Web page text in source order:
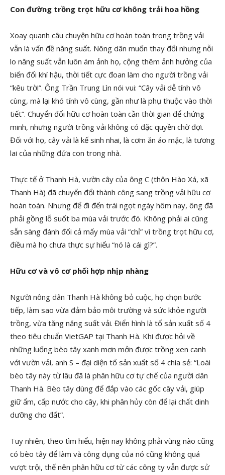
Con đường trồng trọt hữu cơ không trải hoa hồng
Xoay quanh câu chuyện hữu cơ hoàn toàn trong trồng vải
vẫn là vấn đề năng suất. Nông dân muốn thay đổi nhưng nỗi
lo năng suất vẫn luôn ám ảnh họ, cộng thêm ảnh hưởng của
biến đổi khí hậu, thời tiết cực đoan làm cho người trồng vải
“kêu trời”. Ông Trần Trung Lìn nói vui: “Cây vải dễ tính vô
cùng, mà lại khó tính vô cùng, gần như là phụ thuộc vào thời
tiết”. Chuyển đổi hữu cơ hoàn toàn cần thời gian để chứng
minh, nhưng người trồng vải không có đặc quyền chờ đợi.
Đối với họ, cây vải là kế sinh nhai, là cơm ăn áo mặc, là tương
lai của những đứa con trong nhà.
Thực tế ở Thanh Hà, vườn cây của ông C (thôn Hào Xá, xã
Thanh Hà) đã chuyển đổi thành công sang trồng vải hữu cơ
hoàn toàn. Nhưng để đi đến trái ngọt ngày hôm nay, ông đã
phải gồng lỗ suốt ba mùa vải trước đó. Không phải ai cũng
sẵn sàng đánh đổi cả mấy mùa vải “chỉ” vì trồng trọt hữu cơ,
điều mà họ chưa thực sự hiểu “nó là cái gì?”.
Hữu cơ và vô cơ phối hợp nhịp nhàng
Người nông dân Thanh Hà không bỏ cuộc, họ chọn bước
tiếp, làm sao vừa đảm bảo môi trường và sức khỏe người
trồng, vừa tăng năng suất vải. Điển hình là tổ sản xuất số 4
theo tiêu chuẩn VietGAP tại Thanh Hà. Khi được hỏi về
những luống bèo tây xanh mơn mởn được trồng xen canh
với vườn vải, anh S – đại diện tổ sản xuất số 4 chia sẻ: “Loài
bèo tây này từ lâu đã là phân hữu cơ tự chế của người dân
Thanh Hà. Bèo tây dùng để đắp vào các gốc cây vải, giúp
giữ ẩm, cấp nước cho cây, khi phân hủy còn để lại chất dinh
dưỡng cho đất”.
Tuy nhiên, theo tìm hiểu, hiện nay không phải vùng nào cũng
có bèo tây để làm và công dụng của nó cũng không quá
vượt trội, thế nên phân hữu cơ từ các công ty vẫn được sử